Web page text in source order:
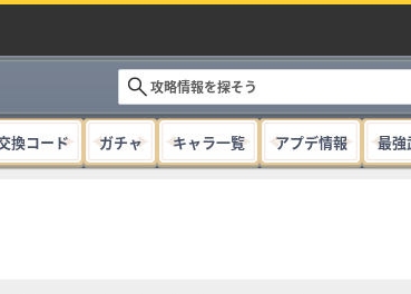
換コード ガチャ キャラ一覧 アプデ情報 最強